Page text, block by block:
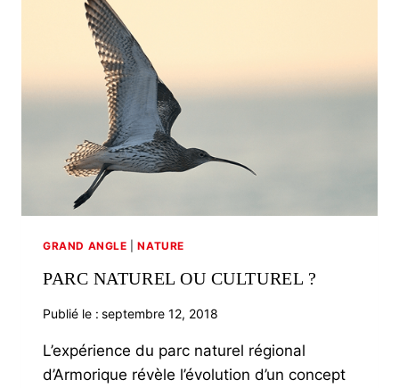
GRAND ANGLE |NATURE
PARC NATUREL OU CULTUREL ?
Publié le : septembre 12, 2018
L’expérience du parc naturel régional
d’Armorique révèle l’évolution d’un concept